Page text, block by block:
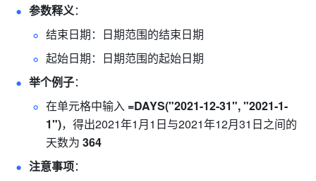
参数释义：
结束日期：日期范围的结束日期
起始日期：日期范围的起始日期
举个例子：
在单元格中输入 =DAYS("2021-12-31", "2021-1-
1")，得出2021年1月1日与2021年12月31日之间的
天数为 364
注意事项：